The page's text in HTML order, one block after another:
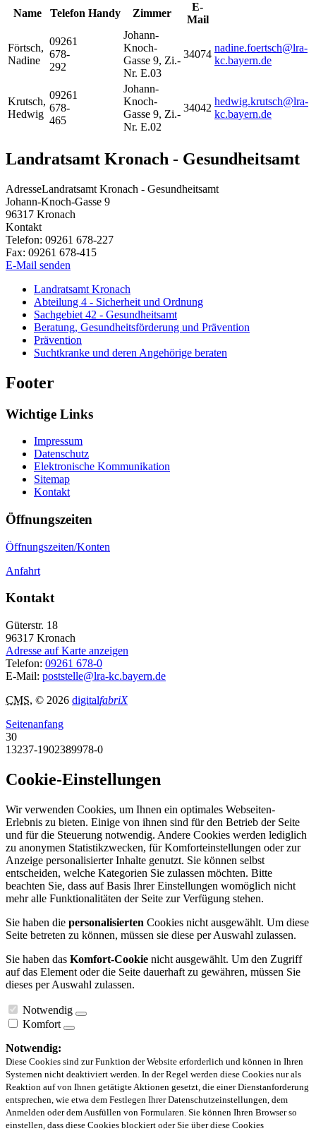
Name Telefon Handy Zimmer
E-
Mail
Förtsch,
Nadine
09261
678-
292
Johann-
Knoch-
Gasse 9, Zi.-
Nr. E.03
34074
nadine.foertsch@lra-
kc.bayern.de
Krutsch,
Hedwig
09261
678-
465
Johann-
Knoch-
Gasse 9, Zi.-
Nr. E.02
34042
hedwig.krutsch@lra-
kc.bayern.de
Landratsamt Kronach - Gesundheitsamt
AdresseLandratsamt Kronach - Gesundheitsamt
Johann-Knoch-Gasse 9
96317 Kronach
Kontakt
Telefon: 09261 678-227
Fax: 09261 678-415
E-Mail senden
Landratsamt Kronach
Abteilung 4 - Sicherheit und Ordnung
Sachgebiet 42 - Gesundheitsamt
Beratung, Gesundheitsförderung und Prävention
Prävention
Suchtkranke und deren Angehörige beraten
Footer
Wichtige Links
Impressum
Datenschutz
Elektronische Kommunikation
Sitemap
Kontakt
Öffnungszeiten
Öffnungszeiten/Konten
Anfahrt
Kontakt
Güterstr. 18
96317 Kronach
Adresse auf Karte anzeigen
Telefon: 09261 678-0
E-Mail: poststelle@lra-kc.bayern.de
CMS, © 2026 digitalfabriX
Seitenanfang
30
13237-1902389978-0
Cookie-Einstellungen
Wir verwenden Cookies, um Ihnen ein optimales Webseiten-
Erlebnis zu bieten. Einige von ihnen sind für den Betrieb der Seite
und für die Steuerung notwendig. Andere Cookies werden lediglich
zu anonymen Statistikzwecken, für Komforteinstellungen oder zur
Anzeige personalisierter Inhalte genutzt. Sie können selbst
entscheiden, welche Kategorien Sie zulassen möchten. Bitte
beachten Sie, dass auf Basis Ihrer Einstellungen womöglich nicht
mehr alle Funktionalitäten der Seite zur Verfügung stehen.
Sie haben die personalisierten Cookies nicht ausgewählt. Um diese
Seite betreten zu können, müssen sie diese per Auswahl zulassen.
Sie haben das Komfort-Cookie nicht ausgewählt. Um den Zugriff
auf das Element oder die Seite dauerhaft zu gewähren, müssen Sie
dieses per Auswahl zulassen.
Notwendig
Komfort
Notwendig:
Diese Cookies sind zur Funktion der Website erforderlich und können in Ihren
Systemen nicht deaktiviert werden. In der Regel werden diese Cookies nur als
Reaktion auf von Ihnen getätigte Aktionen gesetzt, die einer Dienstanforderung
entsprechen, wie etwa dem Festlegen Ihrer Datenschutzeinstellungen, dem
Anmelden oder dem Ausfüllen von Formularen. Sie können Ihren Browser so
einstellen, dass diese Cookies blockiert oder Sie über diese Cookies